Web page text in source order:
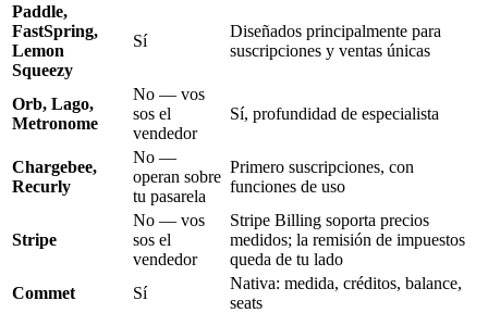
Paddle,
FastSpring,
Lemon
Squeezy
Sí
Diseñados principalmente para
suscripciones y ventas únicas
Orb, Lago,
Metronome
No — vos
sos el
vendedor
Sí, profundidad de especialista
Chargebee,
Recurly
No —
operan sobre
tu pasarela
Primero suscripciones, con
funciones de uso
Stripe
No — vos
sos el
vendedor
Stripe Billing soporta precios
medidos; la remisión de impuestos
queda de tu lado
Commet
Sí
Nativa: medida, créditos, balance,
seats